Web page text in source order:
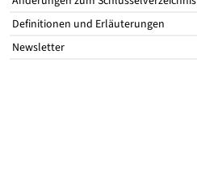
Definitionen und Erläuterungen
Newsletter